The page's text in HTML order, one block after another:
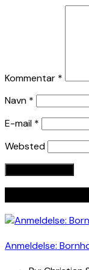
Kommentar *
Navn *
E-mail *
Websted
Anmeldelse: